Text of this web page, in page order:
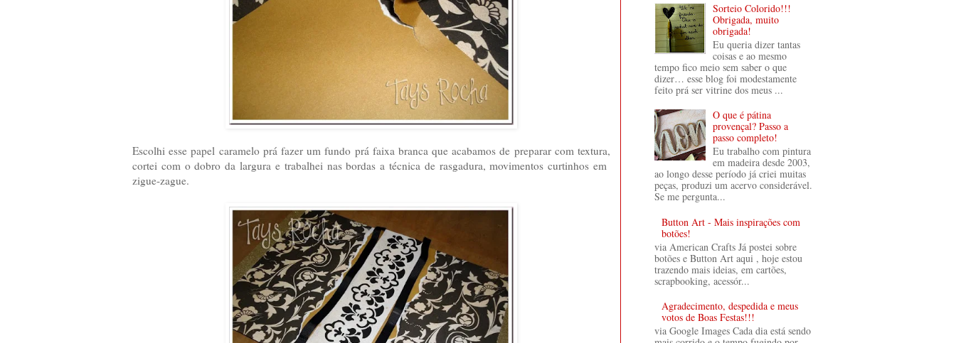
Escolhi esse papel caramelo prá fazer um fundo prá faixa branca que acabamos de preparar com textura,
cortei com o dobro da largura e trabalhei nas bordas a técnica de rasgadura, movimentos curtinhos em
zigue-zague.
Sorteio Colorido!!!
Obrigada, muito
obrigada!
Eu queria dizer tantas
coisas e ao mesmo
tempo fico meio sem saber o que
dizer… esse blog foi modestamente
feito prá ser vitrine dos meus ...
O que é pátina
provençal? Passo a
passo completo!
Eu trabalho com pintura
em madeira desde 2003,
ao longo desse período já criei muitas
peças, produzi um acervo considerável.
Se me pergunta...
Button Art - Mais inspirações com
botões!
via American Crafts Já postei sobre
botões e Button Art aqui , hoje estou
trazendo mais ideias, em cartões,
scrapbooking, acessór...
Agradecimento, despedida e meus
votos de Boas Festas!!!
via Google Images Cada dia está sendo